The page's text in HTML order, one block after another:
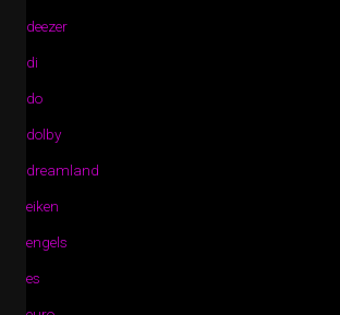
deezer
di
do
dolby
dreamland
eiken
engels
es